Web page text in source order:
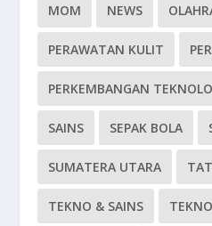
MOM NEWS
PERAWATAN KULIT
PERKEMBANGAN
SAINS SEPAK BOLA
SUMATERA UTARA
TEKNO & SAINS